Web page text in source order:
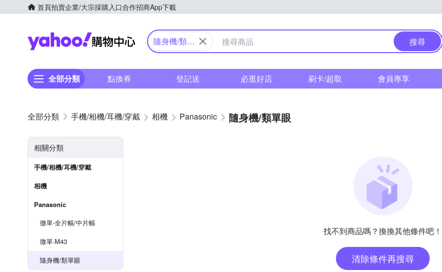
首頁拍賣企業/大宗採購入口合作招商App下載
Yahoo購物中心
隨身機/類單
搜尋
全部分類 點換券 登記送 必逛好店 刷卡/超取 會員專享
手機/相機/耳機/穿戴 相機 Panasonic 隨身機/類單眼
相關分類
手機/相機/耳機/穿戴
相機
Panasonic
微單-全片幅/中片幅
微單-M43
隨身機/類單眼
找不到商品嗎？換換其他條件吧！
清除條件再搜尋